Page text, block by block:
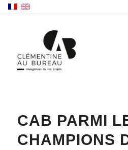
CAB PARMI
CHAMPIONS